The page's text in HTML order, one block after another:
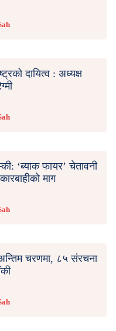
दायित्व : अध्यक्ष
‘ब्याक फायर’ चेतावनी
माग
चरणमा, ८५ संरचना